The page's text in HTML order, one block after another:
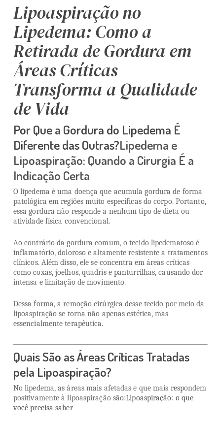
Lipoaspiração no
Lipedema: Como a
Retirada de Gordura em
Áreas Críticas
Transforma a Qualidade
de Vida
Por Que a Gordura do Lipedema É
Diferente das Outras?Lipedema e
Lipoaspiração: Quando a Cirurgia É a
Indicação Certa
O lipedema é uma doença que acumula gordura de forma
patológica em regiões muito específicas do corpo. Portanto,
essa gordura não responde a nenhum tipo de dieta ou
atividade física convencional.
Ao contrário da gordura comum, o tecido lipedematoso é
inflamatório, doloroso e altamente resistente a tratamentos
clínicos. Além disso, ele se concentra em áreas críticas
como coxas, joelhos, quadris e panturrilhas, causando dor
intensa e limitação de movimento.
Dessa forma, a remoção cirúrgica desse tecido por meio da
lipoaspiração se torna não apenas estética, mas
essencialmente terapêutica.
Quais São as Áreas Críticas Tratadas
pela Lipoaspiração?
No lipedema, as áreas mais afetadas e que mais respondem
positivamente à lipoaspiração são:Lipoaspiração: o que
você precisa saber